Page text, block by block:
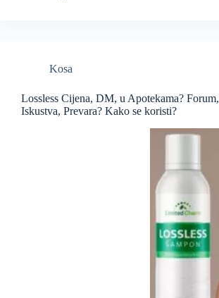
Kosa
Lossless Cijena, DM, u Apotekama? Forum,
Iskustva, Prevara? Kako se koristi?